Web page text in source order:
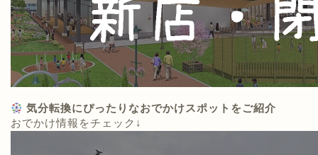
気分転換にぴったりなおでかけスポットをご紹介
おでかけ情報をチェック↓